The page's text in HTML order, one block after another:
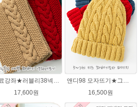
무료강좌★러블리38넥워머★나코폴라 꽈배기넥워머뜨기 뜨개질
17,600원
앤디98 모자뜨기★그레이스메리노울 털실 뜨개질 키즈 아기모자만들기 앤디모자
16,500원